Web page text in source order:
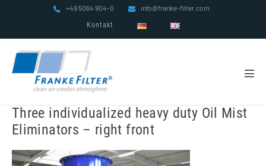
+49 5064 904-0 info@franke-filter.com
Kontakt
Three individualized heavy duty Oil Mist
Eliminators – right front